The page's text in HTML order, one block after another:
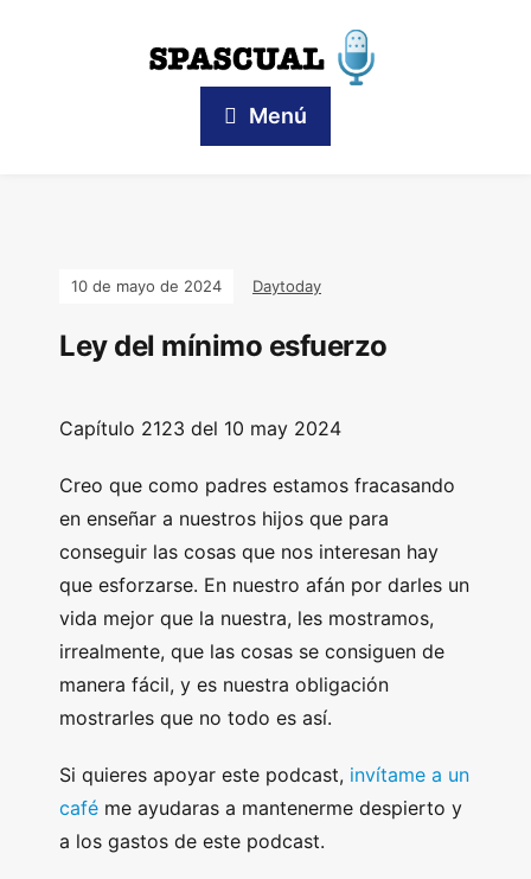
Menú
10 de mayo de 2024 Daytoday
Ley del mínimo esfuerzo
Capítulo 2123 del 10 may 2024
Creo que como padres estamos fracasando
en enseñar a nuestros hijos que para
conseguir las cosas que nos interesan hay
que esforzarse. En nuestro afán por darles un
vida mejor que la nuestra, les mostramos,
irrealmente, que las cosas se consiguen de
manera fácil, y es nuestra obligación
mostrarles que no todo es así.
Si quieres apoyar este podcast, invítame a un
café me ayudaras a mantenerme despierto y
a los gastos de este podcast.